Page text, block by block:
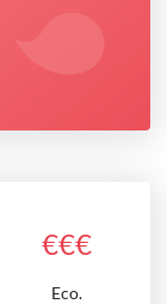
€€€
Eco.